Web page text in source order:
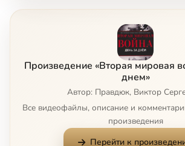
Вторая Мировая Война День за
Вторая Мировая Война День за
Вторая Мировая Война День за
Произведение «Вторая мировая
днем»
Автор: Правдюк, Виктор
Все видеофайлы, описание и
произведения
Перейти к